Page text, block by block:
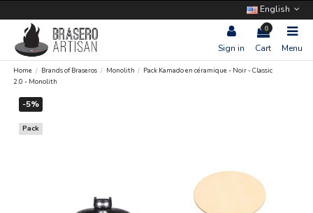
English
Sign in
0
Cart Menu
Home Brands of Braseros Monolith
Pack Kamado en céramique - Noir - Classic
2.0 - Monolith
-5%
Pack